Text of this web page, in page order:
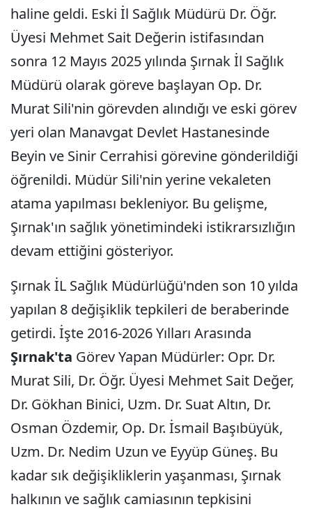
haline geldi. Eski İl Sağlık Müdürü Dr. Öğr.
Üyesi Mehmet Sait Değerin istifasından
sonra 12 Mayıs 2025 yılında Şırnak İl Sağlık
Müdürü olarak göreve başlayan Op. Dr.
Murat Sili'nin görevden alındığı ve eski görev
yeri olan Manavgat Devlet Hastanesinde
Beyin ve Sinir Cerrahisi görevine gönderildiği
öğrenildi. Müdür Sili'nin yerine vekaleten
atama yapılması bekleniyor. Bu gelişme,
Şırnak'ın sağlık yönetimindeki istikrarsızlığın
devam ettiğini gösteriyor.
Şırnak İL Sağlık Müdürlüğü'nden son 10 yılda
yapılan 8 değişiklik tepkileri de beraberinde
getirdi. İşte 2016-2026 Yılları Arasında
Şırnak'ta Görev Yapan Müdürler: Opr. Dr.
Murat Sili, Dr. Öğr. Üyesi Mehmet Sait Değer,
Dr. Gökhan Binici, Uzm. Dr. Suat Altın, Dr.
Osman Özdemir, Op. Dr. İsmail Başıbüyük,
Uzm. Dr. Nedim Uzun ve Eyyüp Güneş. Bu
kadar sık değişikliklerin yaşanması, Şırnak
halkının ve sağlık camiasının tepkisini